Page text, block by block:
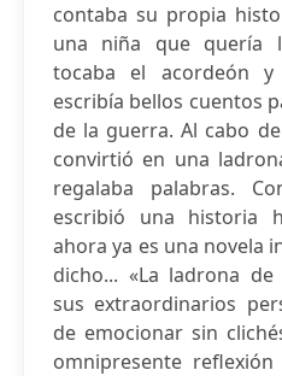
contaba su propia
una niña que quería
tocaba el acordeón
escribía bellos cuentos
de la guerra. Al cabo
convirtió en una
regalaba palabras.
escribió una historia
ahora ya es una novela
dicho... «La ladrona
sus extraordinarios
de emocionar sin
omnipresente